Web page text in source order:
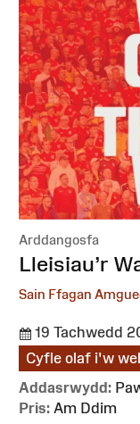
Arddangosfa
:Lleisiau’r
Sain Ffagan
19 Tachwedd
Cyfle olaf i'w
Addasrwydd:
Pris: Am Ddim